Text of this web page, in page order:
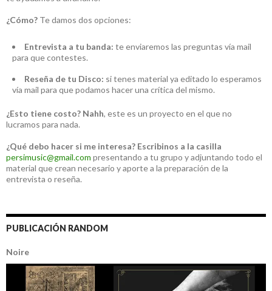
¿Cómo? Te damos dos opciones:
Entrevista a tu banda: te enviaremos las preguntas vía mail
para que contestes.
Reseña de tu Disco: si tenes material ya editado lo esperamos
vía mail para que podamos hacer una crítica del mismo.
¿Esto tiene costo? Nahh, este es un proyecto en el que no
lucramos para nada.
¿Qué debo hacer si me interesa? Escribinos a la casilla
persimusic@gmail.com presentando a tu grupo y adjuntando todo el
material que crean necesario y aporte a la preparación de la
entrevista o reseña.
PUBLICACIÓN RANDOM
Noire